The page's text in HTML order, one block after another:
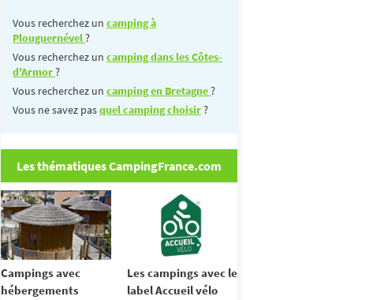
Vous recherchez un camping à
Plouguernével?
Vous recherchez un camping dans les Côtes-
d'Armor?
Vous recherchez un camping en Bretagne?
Vous ne savez pasquel camping choisir?
Les thématiques CampingFrance.com
Campings avec
hébergements
Les campings avec le
label Accueil vélo